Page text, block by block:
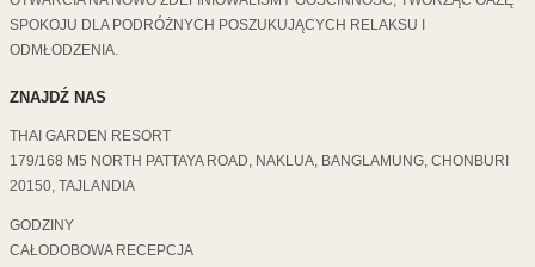
SPOKOJU DLA PODRÓŻNYCH POSZUKUJĄCYCH RELAKSU I
ODMŁODZENIA.
ZNAJDŹ NAS
THAI GARDEN RESORT
179/168 M5 NORTH PATTAYA ROAD, NAKLUA, BANGLAMUNG, CHONBURI
20150, TAJLANDIA
GODZINY
CAŁODOBOWA RECEPCJA